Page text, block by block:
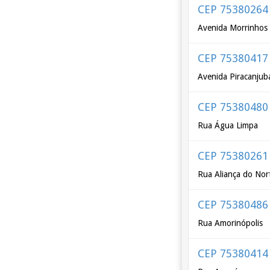
CEP 75380264
Avenida Morrinhos
CEP 75380417
Avenida
CEP 75380480
Rua Água Limpa
CEP 75380261
Rua Aliança do
CEP 75380486
Rua Amorinópolis
CEP 75380414